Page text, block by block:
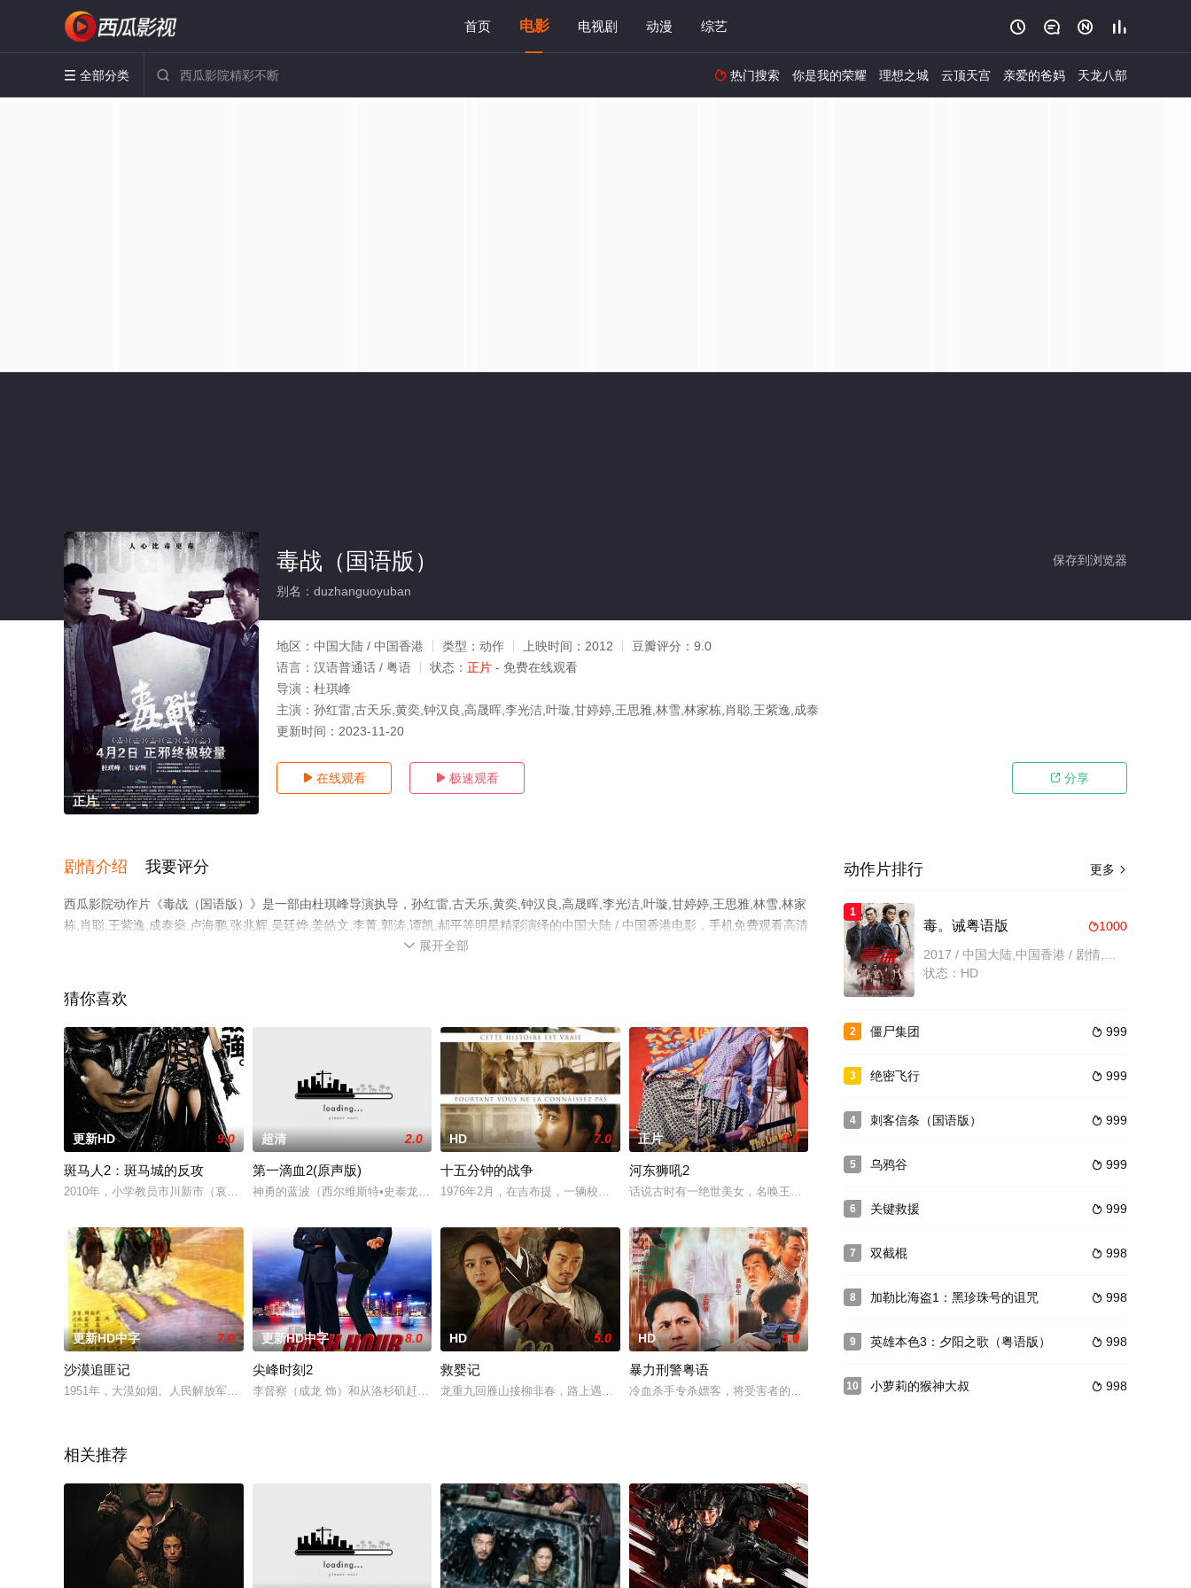
首页 电影 电视剧 动漫 综艺    
 全部分类   热门搜索 你是我的荣耀 理想之城 云顶天宫 亲爱的爸妈 天龙八部
正片
保存到浏览器
毒战（国语版）
别名：duzhanguoyuban
地区： 中国大陆 / 中国香港 类型： 动作 上映时间： 2012 豆瓣评分： 9.0
语言： 汉语普通话 / 粤语 状态： 正片 - 免费在线观看
导演： 杜琪峰
主演： 孙红雷,古天乐,黄奕,钟汉良,高晟晖,李光洁,叶璇,甘婷婷,王思雅,林雪,林家栋,肖聪,王紫逸,成泰
更新时间： 2023-11-20
 在线观看  极速观看  分享
剧情介绍 我要评分
西瓜影院动作片《毒战（国语版）》是一部由杜琪峰导演执导，孙红雷,古天乐,黄奕,钟汉良,高晟晖,李光洁,叶璇,甘婷婷,王思雅,林雪,林家
栋,肖聪,王紫逸,成泰燊,卢海鹏,张兆辉,吴廷烨,姜皓文,李菁,郭涛,谭凯,郝平等明星精彩演绎的中国大陆 / 中国香港电影，手机免费观看高清
无删减完整版电影大全就上西瓜影视，更多相关信息可移步至豆瓣电影、电视猫或剧情网等平台了解。
。
 展开全部
猜你喜欢
更新HD 9.0
斑马人2：斑马城的反攻
2010年，小学教员市川新市（哀川翔 饰）变身斑马人，打败了前来入侵的外星人，成为全人类的偶像。但在此之后，市川却神秘消失，行
超清 2.0
第一滴血2(原声版)
神勇的蓝波（西尔维斯特•史泰龙SylvesterStallone饰）又回来了！这次，蓝波奉命返回越南调查失踪的美军是否已成为战
HD 7.0
十五分钟的战争
1976年2月，在吉布提，一辆校车在索马里边境被劫持为人质。救援小队必须在30小时内完成救援……
正片 8.0
河东狮吼2
话说古时有一绝世美女，名唤王月英（张柏芝 饰），她自幼为父亲王承彦（赵本山 饰）抚养长大，集万千宠
更新HD中字 7.0
沙漠追匪记
1951年，大漠如烟。人民解放军剿匪部队与残存的国民党兵匪在沙漠中摆下战场，颗颗子弹带着仇恨射向面目狰狞的敌人。通过激烈的战斗
更新HD中字 8.0
尖峰时刻2
李督察（成龙 饰）和从洛杉矶赶来香港度假的老搭档詹姆斯•卡特（克里斯•塔克 Chris Tucker 饰）真是一刻不得闲，因美
HD 5.0
救婴记
龙重九回雁山接柳非春，路上遇到几人追赶一个孕妇，他施以援手，孕妇生下孩子后咽气。龙重九带着婴儿在路上遭杀手多次截杀，并因杀人抢
HD 5.0
暴力刑警粤语
冷血杀手专杀嫖客，将受害者的下体割去。负责调查的古Sir毫无头绪，马夫金大班亦追查此事。警署食堂员工
相关推荐
更多 
动作片排行
1
1000
毒。诫粤语版
状态：HD
2  999
僵尸集团
3  999
绝密飞行
4  999
刺客信条（国语版）
5  999
乌鸦谷
6  999
关键救援
7  998
双截棍
8  998
加勒比海盗1：黑珍珠号的诅咒
9  998
英雄本色3：夕阳之歌（粤语版）
10  998
小萝莉的猴神大叔